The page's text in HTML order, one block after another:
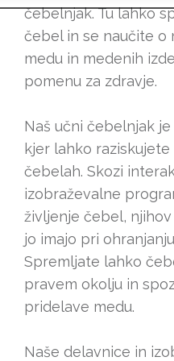
čebelnjak. Tu lahko
čebel in se naučite o
medu in medenih
pomenu za zdravje.
Naš učni čebelnjak
kjer lahko
čebelah. Skozi
izobraževalne
življenje čebel,
jo imajo pri
Spremljate lahko
pravem okolju in
pridelave medu.
Naše delavnice in